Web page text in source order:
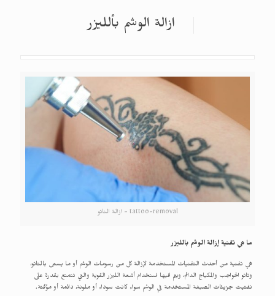
ازالة الوشم بألليزر
tattoo-removal - ازالة التاتو
ما هي تقنية إزالة الوشم بالليزر
هي تقنية من أحدث التقنيات المستخدمة لإزالة كل من رسومات الوشم أو ما يسمى بالتاتو،
وتاتو الحواجب والمكياج الدائم، ويتم فيها استخدام أشعة الليزر القوية والتي تتمتع بقدرة على
تفتيت جزيئات الصبغة المستخدمة في الوشم سواء كانت سوداء أو ملونة، دائمة أو مؤقتة.